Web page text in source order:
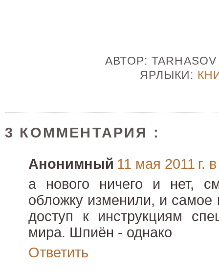
АВТОР:
ЯРЛЫКИ:
3 КОММЕНТАРИЯ :
Анонимный 11 мая 2011 г.
а нового ничего и нет,
обложку изменили, и самое
доступ к инструкциям
мира. Шпиён - однако
Ответить